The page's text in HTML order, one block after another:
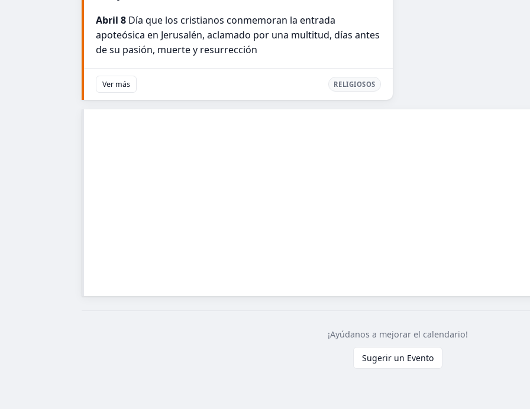
Abril 8 Día que los cristianos conmemoran la entrada
apoteósica en Jerusalén, aclamado por una multitud, días antes
de su pasión, muerte y resurrección
Ver más RELIGIOSOS
¡Ayúdanos a mejorar el calendario!
Sugerir un Evento